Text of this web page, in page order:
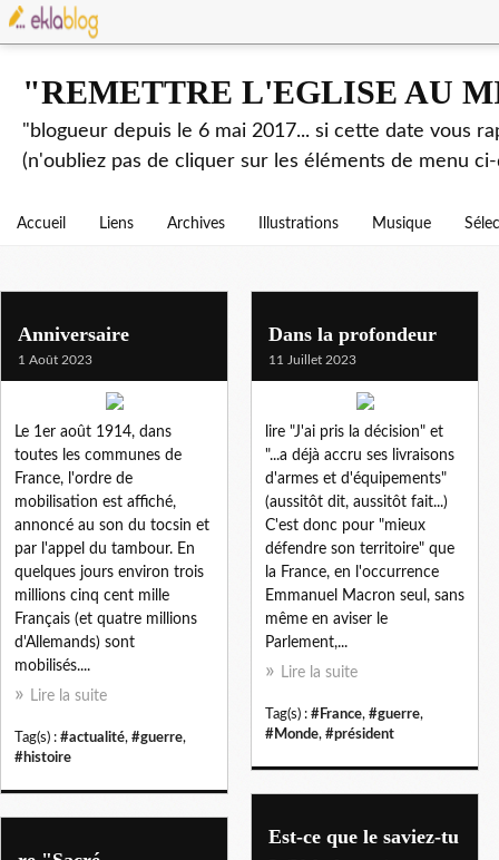
"REMETTRE L'EGLISE AU
"blogueur depuis le 6 mai 2017... si cette date vous
(n'oubliez pas de cliquer sur les éléments de menu
Accueil Liens Archives Illustrations Musique
guerre
Anniversaire
1 Août 2023
Le 1er août 1914, dans
toutes les communes de
France, l'ordre de
mobilisation est affiché,
annoncé au son du tocsin et
par l'appel du tambour. En
quelques jours environ trois
millions cinq cent mille
Français (et quatre millions
d'Allemands) sont
mobilisés....
Lire la suite
Tag(s) : #actualité, #guerre,
#histoire
Dans la profondeur
11 Juillet 2023
lire "J'ai pris la décision" et
"...a déjà accru ses livraisons
d'armes et d'équipements"
(aussitôt dit, aussitôt fait...)
C'est donc pour "mieux
défendre son territoire" que
la France, en l'occurrence
Emmanuel Macron seul, sans
même en aviser le
Parlement,...
Lire la suite
Tag(s) : #France, #guerre,
#Monde, #président
Est-ce que le saviez-tu